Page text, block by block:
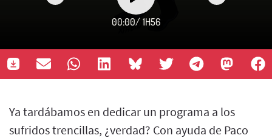
00:00/ 1H56
Ya tardábamos en dedicar un programa a los
sufridos trencillas, ¿verdad? Con ayuda de Paco